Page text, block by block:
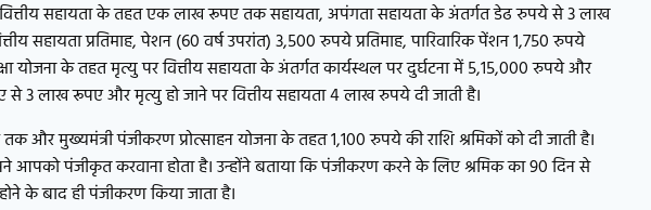
सहायता के तहत एक लाख रूपए तक सहायता, अपंगता सहायता के अंतर्गत डेढ रुपये से 3 लाख
सहायता प्रतिमाह, पेशन (60 वर्ष उपरांत) 3,500 रुपये प्रतिमाह, पारिवारिक पेंशन 1,750 रुपये
योजना के तहत मृत्यु पर वित्तीय सहायता के अंतर्गत कार्यस्थल पर दुर्घटना में 5,15,000 रुपये और
3 लाख रूपए और मृत्यु हो जाने पर वित्तीय सहायता 4 लाख रुपये दी जाती है।
मुख्यमंत्री पंजीकरण प्रोत्साहन योजना के तहत 1,100 रुपये की राशि श्रमिकों को दी जाती है।
आपको पंजीकृत करवाना होता है। उन्होंने बताया कि पंजीकरण करने के लिए श्रमिक का 90 दिन से
के बाद ही पंजीकरण किया जाता है।